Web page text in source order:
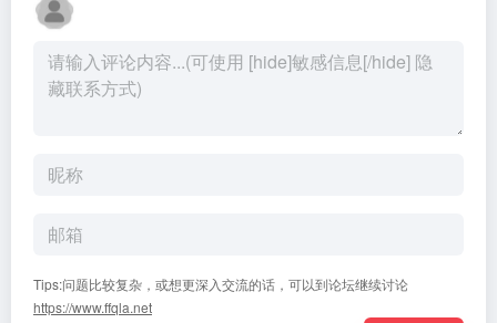
Tips:问题比较复杂，或想更深入交流的话，可以到论坛继续讨论
https://www.ffqla.net